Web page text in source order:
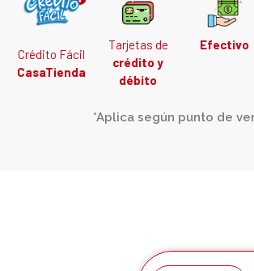
Crédito Fácil
CasaTienda
Tarjetas de
crédito y
débito
Efectivo
*Aplica según punto de